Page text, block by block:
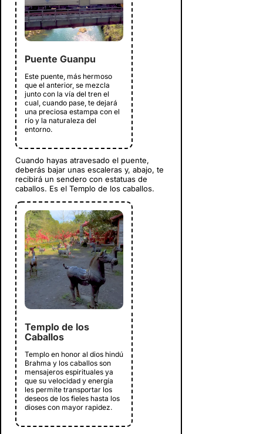
Puente Guanpu
Este puente, más hermoso
que el anterior, se mezcla
junto con la vía del tren el
cual, cuando pase, te dejará
una preciosa estampa con el
río y la naturaleza del
entorno.
Cuando hayas atravesado el puente,
deberás bajar unas escaleras y, abajo, te
recibirá un sendero con estatuas de
caballos. Es el Templo de los caballos.
Templo de los
Caballos
Templo en honor al dios hindú
Brahma y los caballos son
mensajeros espirituales ya
que su velocidad y energía
les permite transportar los
deseos de los fieles hasta los
dioses con mayor rapidez.